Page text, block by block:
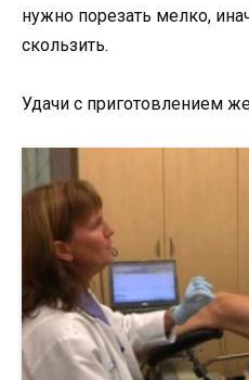
нужно порезать мелко,
скользить.
Удачи с приготовлением